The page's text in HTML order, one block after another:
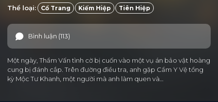
Thể loại: Cổ Trang Kiếm Hiệp Tiên Hiệp
Bình luận (113)
Một ngày, Thẩm Vấn tình cờ bị cuốn vào một vụ án bảo vật hoàng
cung bị đánh cắp. Trên đường điều tra, anh gặp Cẩm Y Vệ tổng
kỳ Mộc Tư Khanh, một người mà anh làm quen và…